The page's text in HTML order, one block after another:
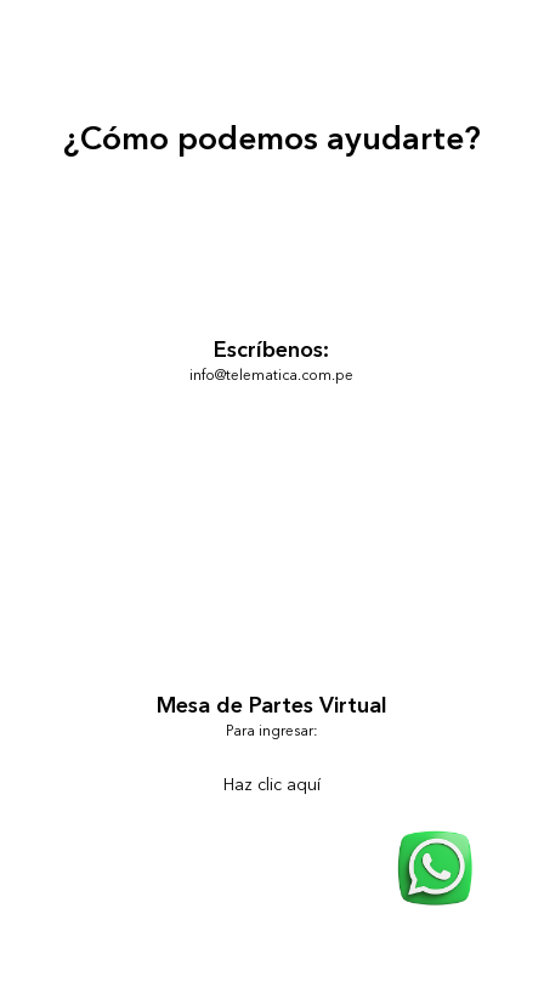
¿Cómo podemos ayudarte?
Escríbenos:
info@telematica.com.pe
Mesa de Partes Virtual
Para ingresar:
Haz clic aquí